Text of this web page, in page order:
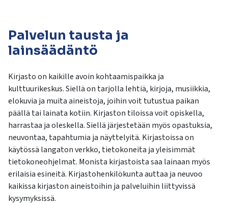
Palvelun tausta ja
lainsäädäntö
Kirjasto on kaikille avoin kohtaamispaikka ja
kulttuurikeskus. Siellä on tarjolla lehtiä, kirjoja, musiikkia,
elokuvia ja muita aineistoja, joihin voit tutustua paikan
päällä tai lainata kotiin. Kirjaston tiloissa voit opiskella,
harrastaa ja oleskella. Siellä järjestetään myös opastuksia,
neuvontaa, tapahtumia ja näyttelyitä. Kirjastoissa on
käytössä langaton verkko, tietokoneita ja yleisimmät
tietokoneohjelmat. Monista kirjastoista saa lainaan myös
erilaisia esineitä. Kirjastohenkilökunta auttaa ja neuvoo
kaikissa kirjaston aineistoihin ja palveluihin liittyvissä
kysymyksissä.